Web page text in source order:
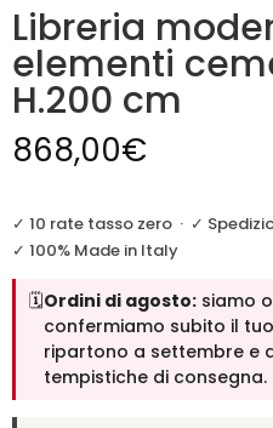
Libreria
elementi
H.200 cm
868,00€
✓ 10 rate tasso zero · ✓
✓ 100% Made in Italy
🗓️Ordini di agosto: siamo
confermiamo subito il
ripartono a settembre e
tempistiche di consegna.